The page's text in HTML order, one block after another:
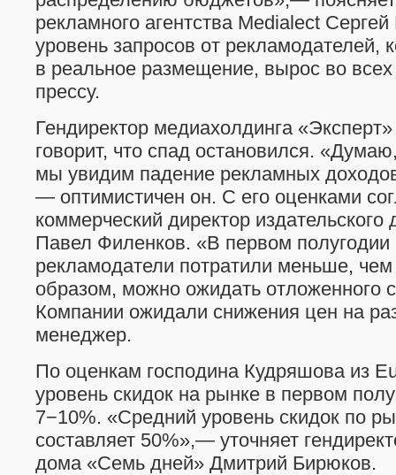
рекламного агентства Medialect
уровень запросов от рекламодателей,
в реальное размещение, вырос во
прессу.
Гендиректор медиахолдинга
говорит, что спад остановился.
мы увидим падение рекламных
— оптимистичен он. С его оценками
коммерческий директор
Павел Филенков. «В первом полугодии
рекламодатели потратили меньше,
образом, можно ожидать отложенного
Компании ожидали снижения цен на
менеджер.
По оценкам господина Кудряшова из
уровень скидок на рынке в первом
7−10%. «Средний уровень скидок по
составляет 50%»,— уточняет
дома «Семь дней» Дмитрий Бирюков.